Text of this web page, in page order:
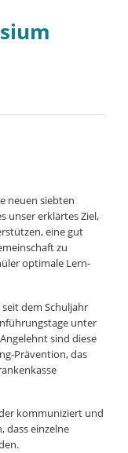
neuen siebten
unser erklärtes Ziel,
eine gut
zu
optimale Lern-
dem Schuljahr
unter
sind diese
Prävention, das
kommuniziert und
dass einzelne